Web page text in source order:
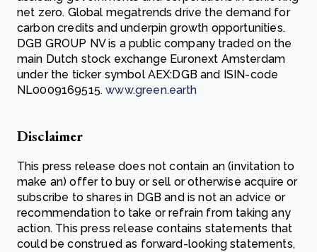
net zero. Global megatrends drive the demand for
carbon credits and underpin growth opportunities.
DGB GROUP NV is a public company traded on the
main Dutch stock exchange Euronext Amsterdam
under the ticker symbol AEX:DGB and ISIN-code
NL0009169515.www.green.earth
Disclaimer
This press release does not contain an (invitation to
make an) offer to buy or sell or otherwise acquire or
subscribe to shares in DGB and is not an advice or
recommendation to take or refrain from taking any
action. This press release contains statements that
could be construed as forward-looking statements,